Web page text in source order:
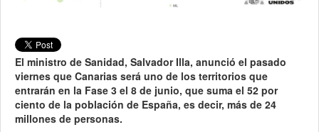
El ministro de Sanidad, Salvador Illa, anunció el pasado
viernes que Canarias será uno de los territorios que
entrarán en la Fase 3 el 8 de junio, que suma el 52 por
ciento de la población de España, es decir, más de 24
millones de personas.